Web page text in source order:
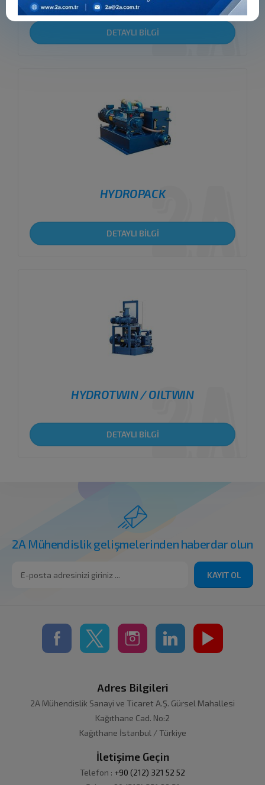
DETAYLI BİLGİ
HYDROPACK
DETAYLI BİLGİ
HYDROTWIN / OILTWIN
DETAYLI BİLGİ
2A Mühendislik gelişmelerinden haberdar olun
KAYIT OL
Adres Bilgileri
2A Mühendislik Sanayi ve Ticaret A.Ş. Gürsel Mahallesi
Kağıthane Cad. No:2
Kağıthane İstanbul / Türkiye
İletişime Geçin
Telefon : +90 (212) 321 52 52